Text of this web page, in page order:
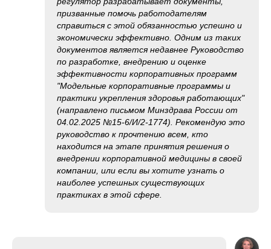
призванные помочь работодателям
справиться с этой обязанностью успешно и
экономически эффективно. Одним из таких
документов является недавнее Руководство
по разработке, внедрению и оценке
эффективности корпоративных программ
"Модельные корпоративные программы и
практики укрепления здоровья работающих"
(направлено письмом Минздрава России от
04.02.2025 №15-6/И/2-1774). Рекомендую это
руководство к прочтению всем, кто
находится на этапе принятия решения о
внедрении корпоративной медицины в своей
компании, или если вы хотите узнать о
наиболее успешных существующих
практиках в этой сфере.